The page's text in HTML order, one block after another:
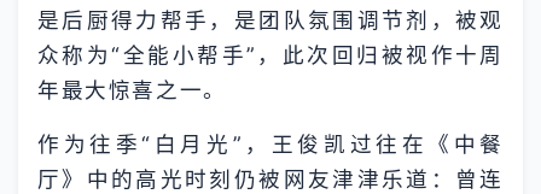
是后厨得力帮手，是团队氛围调节剂，被观
众称为“全能小帮手”，此次回归被视作十周
年最大惊喜之一。
作为往季“白月光”，王俊凯过往在《中餐
厅》中的高光时刻仍被网友津津乐道：曾连